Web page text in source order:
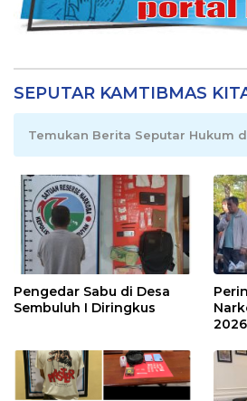
SEPUTAR KAMTIBMAS
Temukan Berita Seputar Hukum
Pengedar Sabu di Desa
Sembuluh I Diringkus
2026